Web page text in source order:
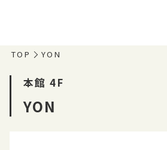
TOP YON
本館 4F
YON